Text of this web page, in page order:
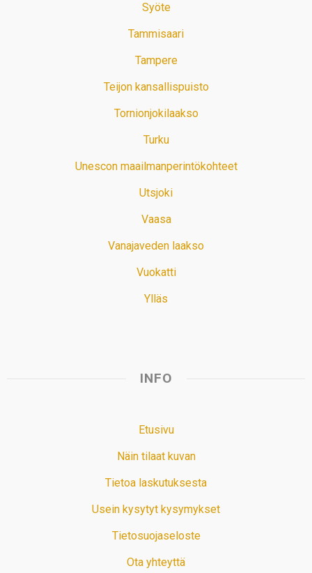
Syöte
Tammisaari
Tampere
Teijon kansallispuisto
Tornionjokilaakso
Turku
Unescon maailmanperintökohteet
Utsjoki
Vaasa
Vanajaveden laakso
Vuokatti
Ylläs
INFO
Etusivu
Näin tilaat kuvan
Tietoa laskutuksesta
Usein kysytyt kysymykset
Tietosuojaseloste
Ota yhteyttä